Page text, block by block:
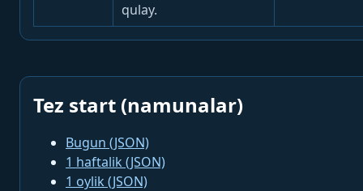
qulay.
Tez start (namunalar)
Bugun (JSON)
1 haftalik (JSON)
1 oylik (JSON)